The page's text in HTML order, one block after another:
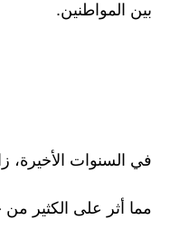
بين المواطنين.
في السنوات الأخيرة،
مما أثر على الكثير من